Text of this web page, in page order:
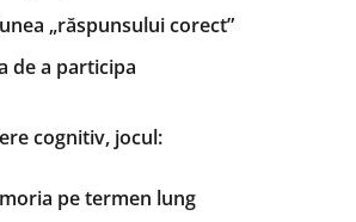
„răspunsului corect”
de a participa
cognitiv, jocul:
pe termen lung